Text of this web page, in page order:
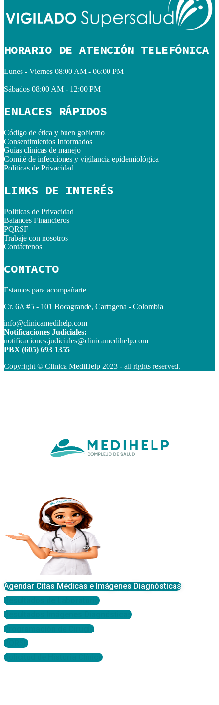
HORARIO DE ATENCIÓN TELEFÓNICA
Lunes - Viernes 08:00 AM - 06:00 PM
Sábados 08:00 AM - 12:00 PM
ENLACES RÁPIDOS
Código de ética y buen gobierno
Consentimientos Informados
Guías clínicas de manejo
Comité de infecciones y vigilancia epidemiológica
Politicas de Privacidad
LINKS DE INTERÉS
Politicas de Privacidad
Balances Financieros
PQRSF
Trabaje con nosotros
Contáctenos
CONTACTO
Estamos para acompañarte
Cr. 6A #5 - 101 Bocagrande, Cartagena - Colombia
info@clinicamedihelp.com
Notificaciones Judiciales:
notificaciones.judiciales@clinicamedihelp.com
PBX (605) 693 1355
Copyright © Clinica MediHelp 2023 - all rights reserved.
Agendar Citas Médicas e Imágenes Diagnósticas
Resultados de Laboratorio
Resultados Imágenes Diagnósticas
Programación de Cirugía
PQRSF
Solicitud de Historia Clínica